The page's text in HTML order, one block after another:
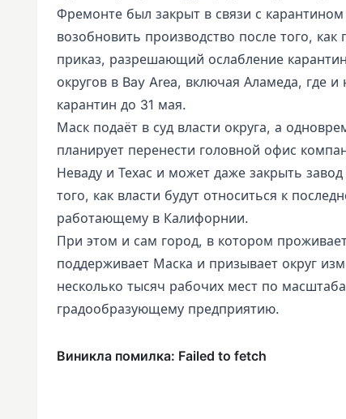
Фремонте был закрыт в связи с
возобновить производство после того,
приказ, разрешающий ослабление
округов в Bay Area, включая Аламеда, где
карантин до 31 мая.
Маск подаёт в суд власти округа, а
планирует перенести головной офис
Неваду и Техас и может даже закрыть
того, как власти будут относиться к
работающему в Калифорнии.
При этом и сам город, в котором
поддерживает Маска и призывает округ
несколько тысяч рабочих мест по
градообразующему предприятию.